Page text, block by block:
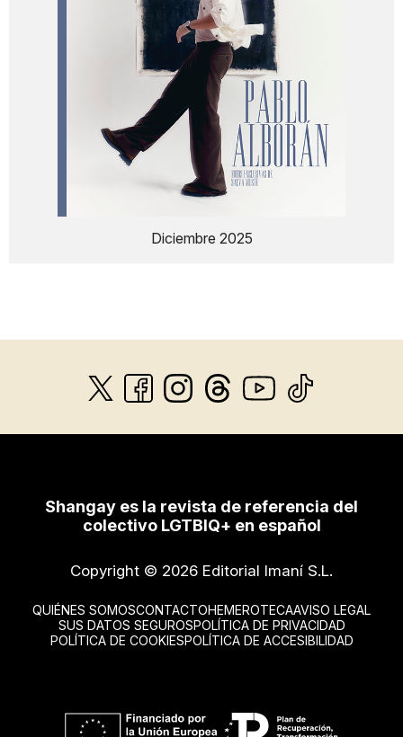
Diciembre 2025
Shangay es la revista de referencia del
colectivo LGTBIQ+ en español
Copyright © 2026 Editorial Imaní S.L.
QUIÉNES SOMOSCONTACTOHEMEROTECAAVISO LEGAL
SUS DATOS SEGUROSPOLÍTICA DE PRIVACIDAD
POLÍTICA DE COOKIESPOLÍTICA DE ACCESIBILIDAD